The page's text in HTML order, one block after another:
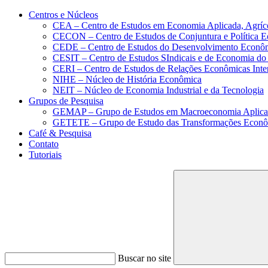
Conteúdo principal Menu principal
Centros e Núcleos
CEA – Centro de Estudos em Economia Aplicada,
CECON – Centro de Estudos de Conjuntura e Política
CEDE – Centro de Estudos do Desenvolvimento
CESIT – Centro de Estudos SIndicais e de Economia
CERI – Centro de Estudos de Relações Econômicas
NIHE – Núcleo de História Econômica
NEIT – Núcleo de Economia Industrial e da Tecnologia
Grupos de Pesquisa
GEMAP – Grupo de Estudos em Macroeconomia
GETETE – Grupo de Estudo das Transformações
Café & Pesquisa
Contato
Tutoriais
Buscar no site